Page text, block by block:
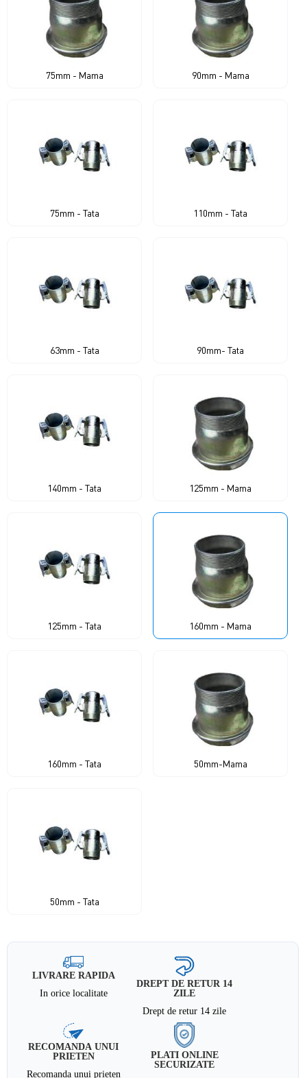
75mm - Mama 90mm - Mama
75mm - Tata 110mm - Tata
63mm - Tata 90mm- Tata
140mm - Tata 125mm - Mama
125mm - Tata 160mm - Mama
160mm - Tata 50mm-Mama
50mm - Tata
LIVRARE RAPIDA
In orice localitate
DREPT DE RETUR 14
ZILE
Drept de retur 14 zile
RECOMANDA UNUI
PRIETEN
Recomanda unui prieten
PLATI ONLINE
SECURIZATE